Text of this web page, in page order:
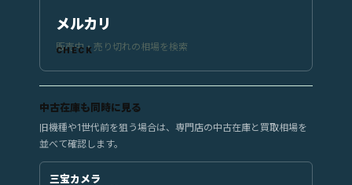
メルカリ
販売中・売り切れの相場を検索
中古在庫も同時に見る
旧機種や1世代前を狙う場合は、専門店の中古在庫と買取相場を
並べて確認します。
三宝カメラ